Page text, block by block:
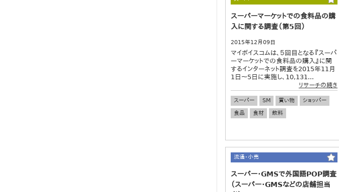
スーパーマーケットでの食料品の購
入に関する調査（第5回）
2015年12月09日
マイボイスコムは、５回目となる『スーパ
ーマーケットでの食料品の購入』に関
するインターネット調査を2015年11月
1日～5日に実施し、10,131...
リサーチの続き
スーパー SM 買い物
ショッパー
食品
食材 飲料
流通・小売
スーパー・GMSで外国語POP調査
（スーパー・GMSなどの店舗担当